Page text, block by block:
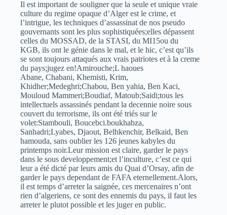
Il est important de souligner que la seule et unique vraie
culture du regime opaque d’Alger est le crime, et
l’intrigue, les techniques d’assassinat de nos pseudo
gouvernants sont les plus sophistiquées;elles dépassent
celles du MOSSAD, de la STASI, du MI15ou du
KGB, ils ont le génie dans le mal, et le hic, c’est qu’ils
se sont toujours attaqués aux vrais patriotes et à la creme
du pays;jugez en!Amirouche;L haoues
Abane, Chabani, Khemisti, Krim,
Khidher;Medeghri;Chabou, Ben yahia, Ben Kaci,
Mouloud Mammeri;Boudiaf, Matoub;Saidi;tous les
intellectuels assassinés pendant la decennie noire sous
couvert du terrorisme, ils ont été triés sur le
volet:Stambouli, Boucebci.boukhabza,
Sanhadri;Lyabes, Djaout, Belhkenchir, Belkaid, Ben
hamouda, sans oublier les 126 jeunes kabyles du
printemps noir.Leur mission est claire, garder le pays
dans le sous developpement;et l’inculture, c’est ce qui
leur a été dicté par leurs amis du Quai d’Orsay, afin de
garder le pays dependant de FAFA eternellement.Alors,
il est temps d’arreter la saignée, ces mercenaires n’ont
rien d’algeriens, ce sont des ennemis du pays, il faut les
arreter le plutot possible et les juger en public.